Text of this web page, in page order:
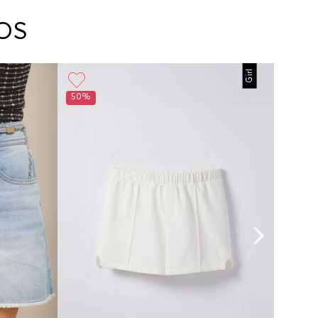
la recogida del producto en la dirección
Girl
50%